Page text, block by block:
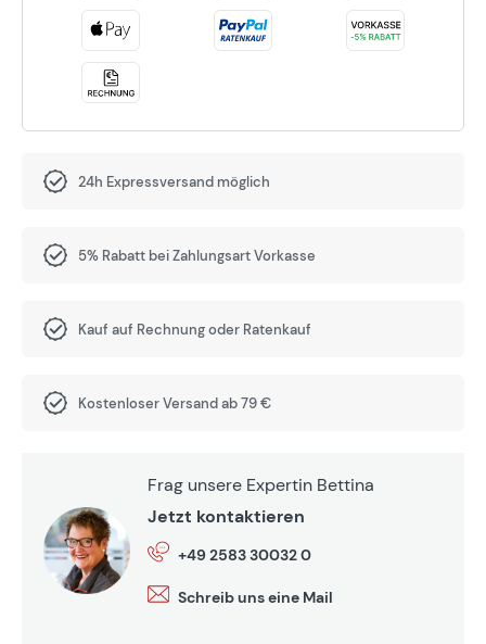
24h Expressversand möglich
5% Rabatt bei Zahlungsart Vorkasse
Kauf auf Rechnung oder Ratenkauf
Kostenloser Versand ab 79 €
Frag unsere Expertin Bettina
Jetzt kontaktieren
+49 2583 30032 0
Schreib uns eine Mail